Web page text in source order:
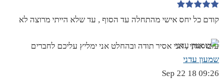
קודם כל יחס אישי מהתחלה עד הסוף , עד שלא הייתי מרוצה לא
עזבו אותי , אני אסיר תודה ובהחלט אני ימליץ עליכם לחברים
שמעון עדני
09:26 18 Sep 22